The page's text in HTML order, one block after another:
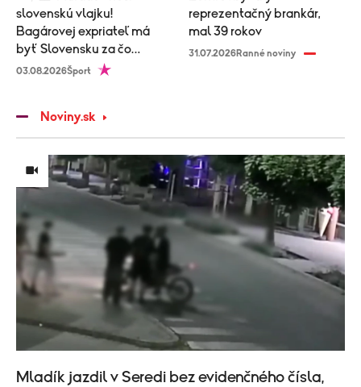
slovenskú vlajku!
Bagárovej expriateľ má
byť Slovensku za čo
vďačný, v Česku ho
03.08.2026Šport
reprezentačný brankár,
mal 39 rokov
31.07.2026Ranné noviny
Noviny.sk
Mladík jazdil v Seredi bez evidenčného čísla,